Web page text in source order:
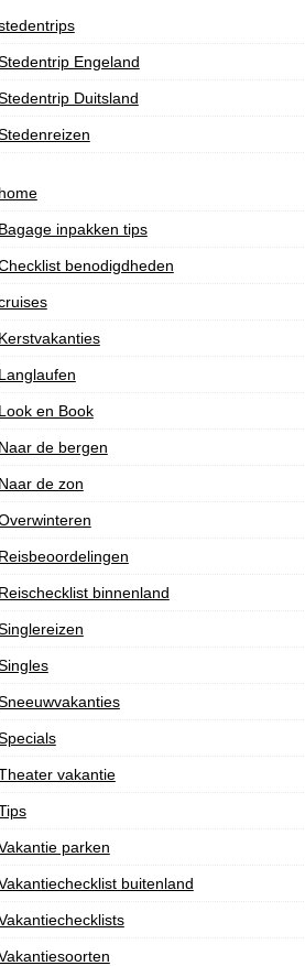
Engeland
Duitsland
home
Bagage inpakken tips
benodigdheden
Kerstvakanties
Langlaufen
Look en Book
Naar de bergen
Naar de zon
Reisbeoordelingen
Reischecklist binnenland
vakantie
parken
buitenland